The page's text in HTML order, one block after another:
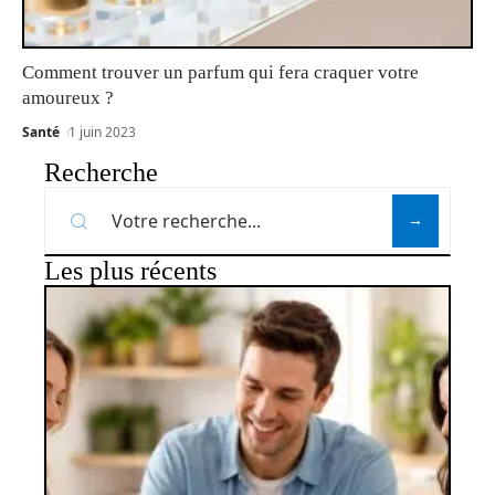
Comment trouver un parfum qui fera craquer votre
amoureux ?
Santé 1 juin 2023
Recherche
Les plus récents